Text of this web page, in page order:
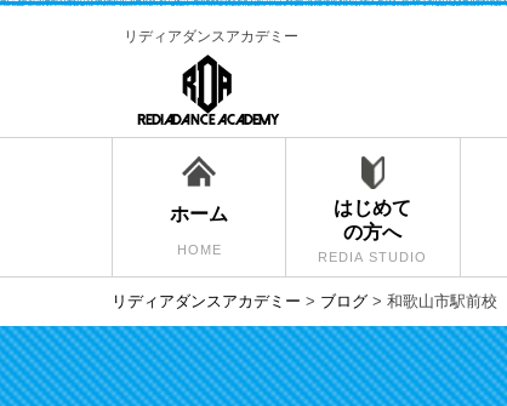
リディアダンスアカデミー
ホーム
HOME
はじめて
の方へ
REDIA STUDIO
リディアダンスアカデミー > ブログ > 和歌山市駅前校